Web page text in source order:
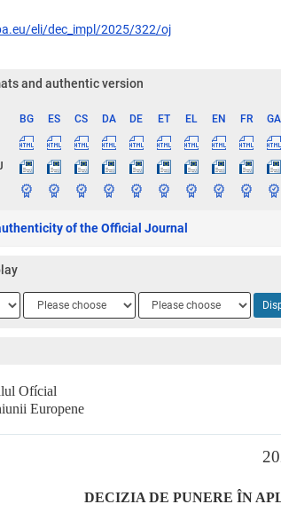
eli/dec_impl/2025/322/oj
and authentic version
BG ES CS DA DE ET EL EN FR GA
of the Official Journal
Language
2
Language
3
Ofícial
Europene
DECIZIA DE PUNERE ÎN